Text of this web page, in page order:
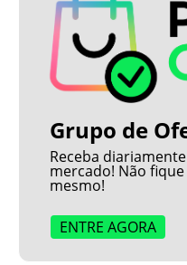
Grupo de
Receba
mercado! Não
mesmo!
ENTRE AGORA